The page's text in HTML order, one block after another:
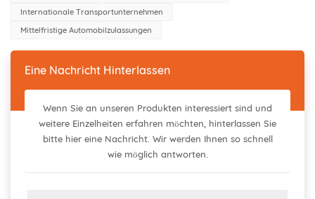
Internationale Transportunternehmen
Mittelfristige Automobilzulassungen
Eine Nachricht Hinterlassen
Wenn Sie an unseren Produkten interessiert sind und
weitere Einzelheiten erfahren möchten, hinterlassen Sie
bitte hier eine Nachricht. Wir werden Ihnen so schnell
wie möglich antworten.